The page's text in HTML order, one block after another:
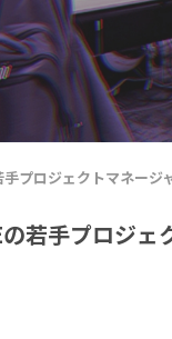
プロジェクトマネージ
若手プロジェ